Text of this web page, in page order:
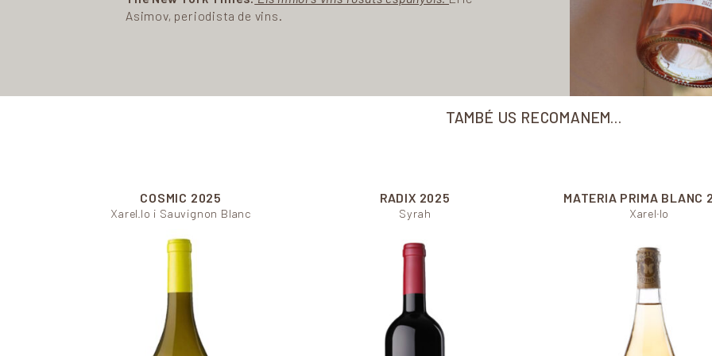
Asimov, periodista de vins.
TAMBÉ US RECOMANEM…
COSMIC 2025
Xarel.lo i Sauvignon Blanc
RADIX 2025
Syrah
MATERIA PRIMA BLANC
Xarel·lo